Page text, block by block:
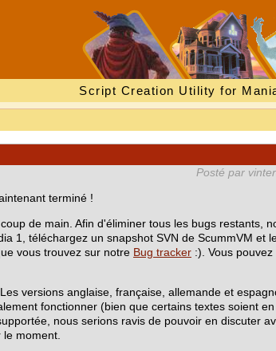
Script Creation Utility for
Posté par
terminé !
de main. Afin d'éliminer tous les bugs restants,
1, téléchargez un snapshot SVN de ScummVM et
vous trouvez sur notre Bug tracker :). Vous pouvez
versions anglaise, française, allemande et
fonctionner (bien que certains textes soient en
nous serions ravis de pouvoir en discuter
moment.